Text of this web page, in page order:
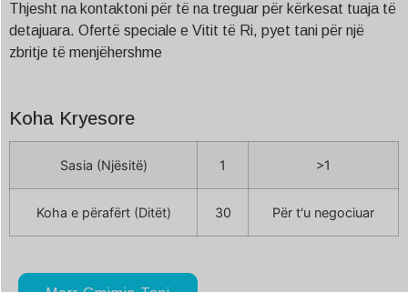
Thjesht na kontaktoni për të na treguar për kërkesat tuaja të
detajuara. Ofertë speciale e Vitit të Ri, pyet tani për një
zbritje të menjëhershme
Koha Kryesore
Sasia (Njësitë) 1 >1
Koha e përafërt (Ditët) 30 Për t'u negociuar